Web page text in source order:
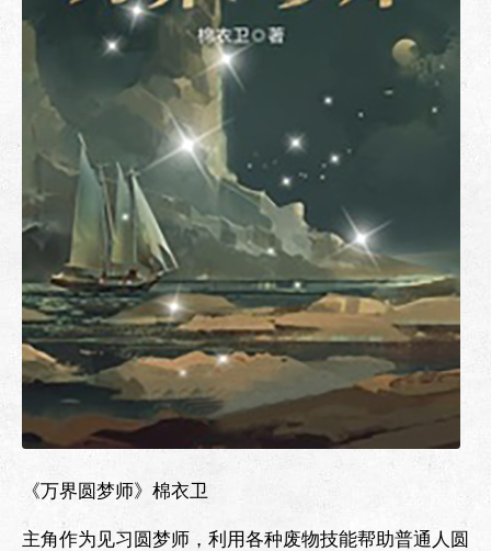
《万界圆梦师》棉衣卫
主角作为见习圆梦师，利用各种废物技能帮助普通人圆